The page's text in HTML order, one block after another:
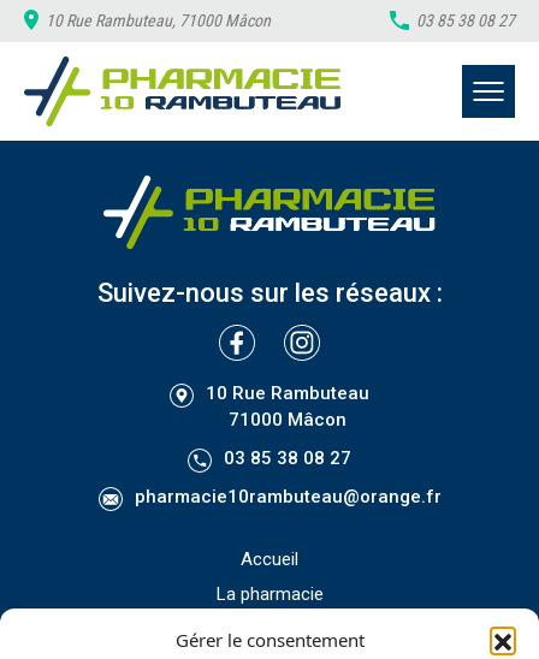
Gérer le consentement
10 Rue Rambuteau, 71000 Mâcon 03 85 38 08 27
Suivez-nous sur les réseaux :
10 Rue Rambuteau
71000 Mâcon
03 85 38 08 27
pharmacie10rambuteau@orange.fr
Accueil
La pharmacie
Nos services